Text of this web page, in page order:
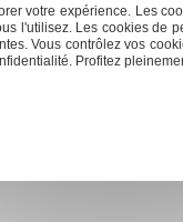
votre expérience. Les
l'utilisez. Les cookies de
Vous contrôlez vos
Profitez